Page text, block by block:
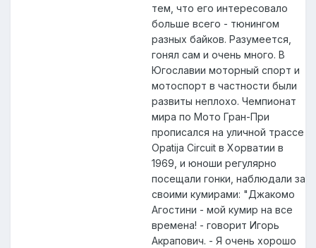
тем, что его интересовало
больше всего - тюнингом
разных байков. Разумеется,
гонял сам и очень много. В
Югославии моторный спорт и
мотоспорт в частности были
развиты неплохо. Чемпионат
мира по Мото Гран-При
прописался на уличной трассе
Opatija Circuit в Хорватии в
1969, и юноши регулярно
посещали гонки, наблюдали за
своими кумирами: "Джакомо
Агостини - мой кумир на все
времена! - говорит Игорь
Акрапович. - Я очень хорошо